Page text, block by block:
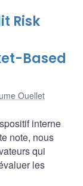
Risk
Based
Ouellet
interne
note, nous
qui
les